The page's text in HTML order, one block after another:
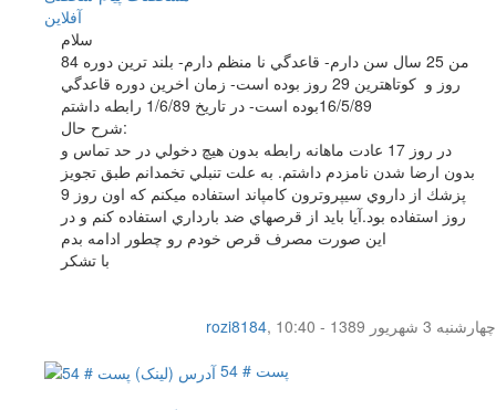
آفلاين
سلام
من 25 سال سن دارم- قاعدگي نا منظم دارم- بلند ترين دوره 84
روز و كوتاهترين 29 روز بوده است- زمان اخرين دوره قاعدگي
16/5/89بوده است- در تاريخ 1/6/89 رابطه داشتم
شرح حال:
در روز 17 عادت ماهانه رابطه بدون هيچ دخولي در حد تماس و
بدون ارضا شدن نامزدم داشتم. به علت تنبلي تخمدانم طبق تجويز
پزشك از داروي سيپروترون كامپاند استفاده ميكنم كه اون روز 9
روز استفاده بود.آيا بايد از قرصهاي ضد بارداري استفاده كنم و در
اين صورت مصرف قرص خودم رو چطور ادامه بدم
با تشكر
rozi8184,
چهار‌شنبه 3 شهریور 1389 - 10:40
پست # 54